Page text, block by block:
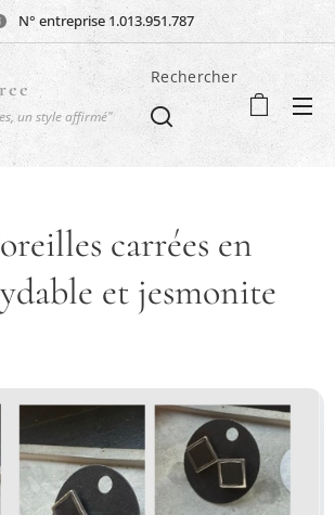
N° entreprise 1.013.951.787
un style affirmé"
Rechercher
carrées en
et jesmonite